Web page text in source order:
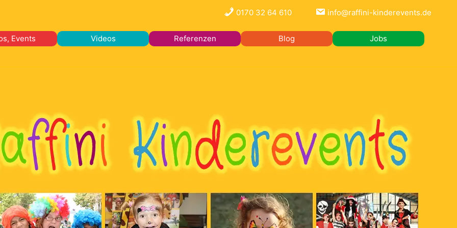
0170 32 64 610 info@raffini-kinderevents.de
Events Videos Referenzen Blog
Jobs